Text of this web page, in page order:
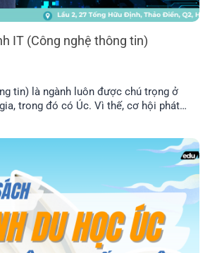
IT (Công nghệ thông tin)
tin) là ngành luôn được chú trọng ở
trong đó có Úc. Vì thế, cơ hội phát
cùng khám phá sau đây nhé!